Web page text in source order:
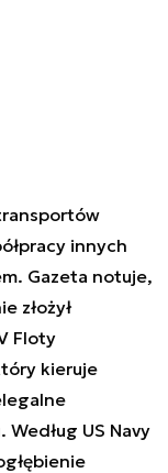
innych
Gazeta notuje,
złożył
Floty
kieruje
US Navy